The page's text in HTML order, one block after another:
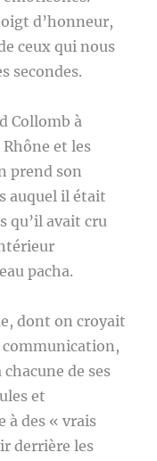
d’honneur,
ceux qui nous
secondes.
Collomb à
et les
prend son
auquel il était
qu’il avait cru
pacha.
dont on croyait
communication,
de ses
et
à des « vrais
derrière les